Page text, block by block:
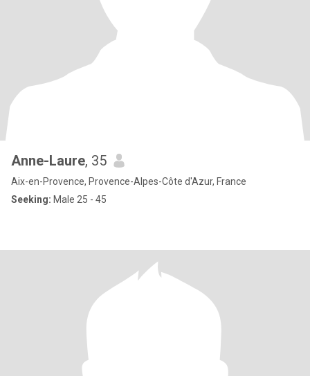
Anne-Laure, 35
Aix-en-Provence, Provence-Alpes-Côte d'Azur, France
Seeking: Male 25 - 45